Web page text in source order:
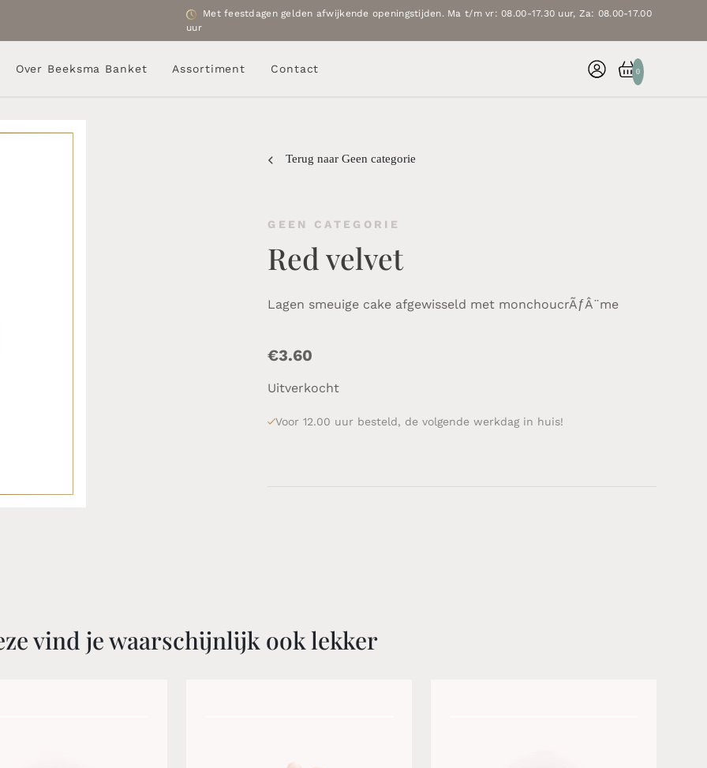
Met feestdagen gelden afwijkende openingstijden. Ma t/m vr: 08.00-17.30 uur, Za: 08.00-17.00
uur
Over Beeksma Banket Assortiment Contact 0
Terug naar Geen categorie
GEEN CATEGORIE
Red velvet
Lagen smeuige cake afgewisseld met monchoucrÃƒÂ¨me
€3.60
Uitverkocht
Voor 12.00 uur besteld, de volgende werkdag in huis!
vind je waarschijnlijk ook lekker